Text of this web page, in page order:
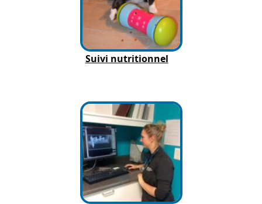
Suivi nutritionnel